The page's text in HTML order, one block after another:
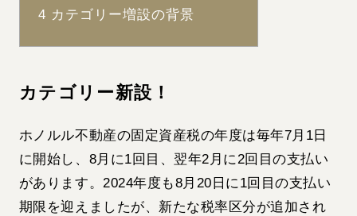
4 カテゴリー増設の背景
カテゴリー新設！
ホノルル不動産の固定資産税の年度は毎年7月1日
に開始し、8月に1回目、翌年2月に2回目の支払い
があります。2024年度も8月20日に1回目の支払い
期限を迎えましたが、新たな税率区分が追加され